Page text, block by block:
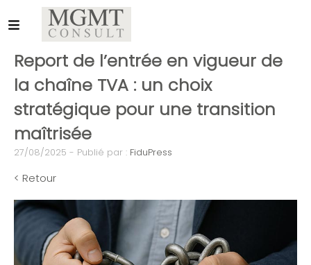
Report de l’entrée en vigueur de
la chaîne TVA : un choix
stratégique pour une transition
maîtrisée
27/08/2025 - Publié par : FiduPress
< Retour